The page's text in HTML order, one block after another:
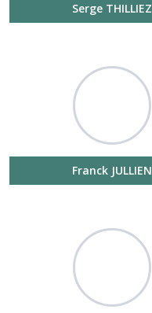
Serge THILLIEZ
Franck JULLIEN